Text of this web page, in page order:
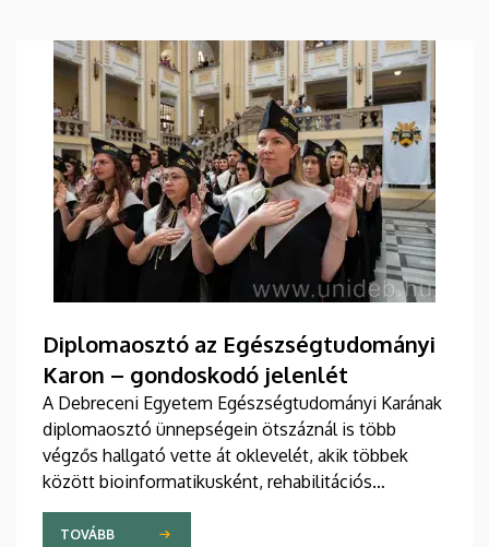
Diplomaosztó az Egészségtudományi
Karon – gondoskodó jelenlét
A Debreceni Egyetem Egészségtudományi Karának
diplomaosztó ünnepségein ötszáznál is több
végzős hallgató vette át oklevelét, akik többek
között bioinformatikusként, rehabilitációs
szakemberként, szociális munkásként,
gyógytorgyógytornász-fizioterapeutaként
TOVÁBB